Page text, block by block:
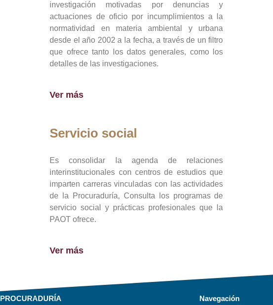
investigación motivadas por denuncias y
actuaciones de oficio por incumplimientos a la
normatividad en materia ambiental y urbana
desde el año 2002 a la fecha, a través de un filtro
que ofrece tanto los datos generales, como los
detalles de las investigaciones.
Ver más
Servicio social
Es consolidar la agenda de relaciones
interinstitucionales con centros de estudios que
imparten carreras vinculadas con las actividades
de la Procuraduría, Consulta los programas de
servicio social y prácticas profesionales que la
PAOT ofrece.
Ver más
PROCURADURÍA Navegación